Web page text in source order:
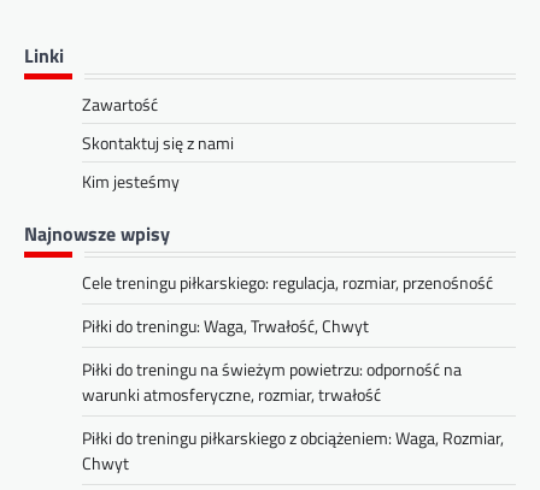
Linki
Zawartość
Skontaktuj się z nami
Kim jesteśmy
Najnowsze wpisy
Cele treningu piłkarskiego: regulacja, rozmiar, przenośność
Piłki do treningu: Waga, Trwałość, Chwyt
Piłki do treningu na świeżym powietrzu: odporność na
warunki atmosferyczne, rozmiar, trwałość
Piłki do treningu piłkarskiego z obciążeniem: Waga, Rozmiar,
Chwyt